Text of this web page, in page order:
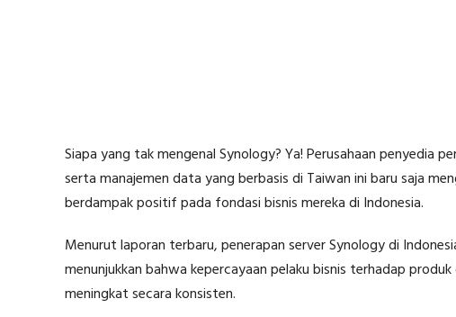
Siapa yang tak mengenal Synology? Ya! Perusahaan penyedia
serta manajemen data yang berbasis di Taiwan ini baru saja
berdampak positif pada fondasi bisnis mereka di Indonesia.
Menurut laporan terbaru, penerapan server Synology di
menunjukkan bahwa kepercayaan pelaku bisnis terhadap
meningkat secara konsisten.